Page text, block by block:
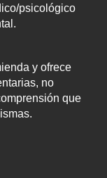
psicológico
y ofrece
no
que